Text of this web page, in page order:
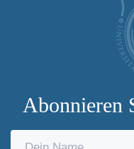
Abonnieren